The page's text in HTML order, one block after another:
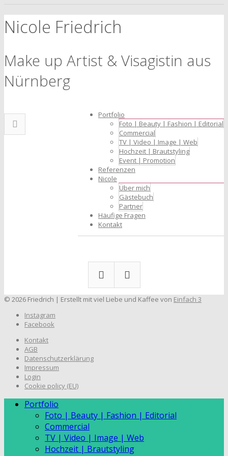
Nicole Friedrich
Make up Artist & Visagistin aus
Nürnberg
Portfolio
Foto | Beauty | Fashion | Editorial
Commercial
TV | Video | Image | Web
Hochzeit | Brautstyling
Event | Promotion
Referenzen
Nicole
Über mich
Gästebuch
Partner
Häufige Fragen
Kontakt
© 2026 Friedrich | Erstellt mit viel Liebe und Kaffee von Einfach 3
Instagram
Facebook
Kontakt
AGB
Datenschutzerklärung
Impressum
Login
Cookie policy (EU)
Portfolio
Foto | Beauty | Fashion | Editorial
Commercial
TV | Video | Image | Web
Hochzeit | Brautstyling